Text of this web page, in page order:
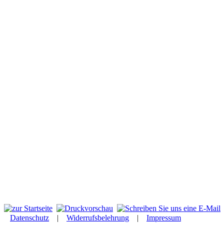
Datenschutz | Widerrufsbelehrung | Impressum